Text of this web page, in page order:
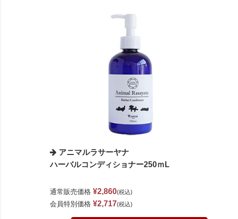
アニマルラサーヤナ
ハーバルコンディショナー250ｍL
通常販売価格 ¥2,860 税込
会員特別価格 ¥2,717 税込